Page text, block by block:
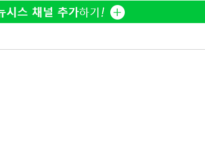
3
김희철, 거꾸로 걸린
"X돌았네"
4